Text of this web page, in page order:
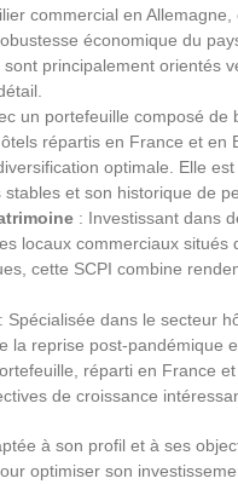
commercial en Allemagne,
économique du
sont principalement orientés
un portefeuille composé de
répartis en France et en
optimale. Elle
et son historique de
: Investissant dans
locaux commerciaux situés
cette SCPI combine
: Spécialisée dans le secteur
la reprise post-pandémique
réparti en France et
de croissance
à son profil et à ses
optimiser son